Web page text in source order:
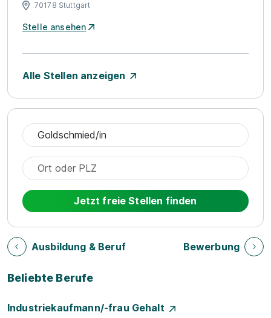
70178 Stuttgart
Stelle ansehen
Alle Stellen anzeigen
Jetzt freie Stellen finden
Ausbildung & Beruf Bewerbung
Beliebte Berufe
Industriekaufmann/-frau Gehalt